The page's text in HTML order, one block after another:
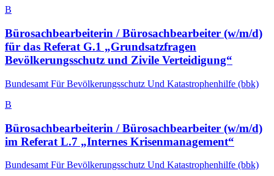
B
Bürosachbearbeiterin / Bürosachbearbeiter (w/m/d)
für das Referat G.1 „Grundsatzfragen
Bevölkerungsschutz und Zivile Verteidigung“
Bundesamt Für Bevölkerungsschutz Und Katastrophenhilfe (bbk)
B
Bürosachbearbeiterin / Bürosachbearbeiter (w/m/d)
im Referat L.7 „Internes Krisenmanagement“
Bundesamt Für Bevölkerungsschutz Und Katastrophenhilfe (bbk)